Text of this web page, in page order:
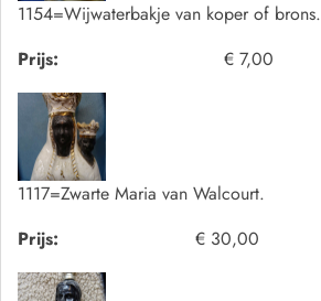
1154=Wijwaterbakje van koper of brons.
Prijs:
€ 7,00
1117=Zwarte Maria van Walcourt.
Prijs:
€ 30,00